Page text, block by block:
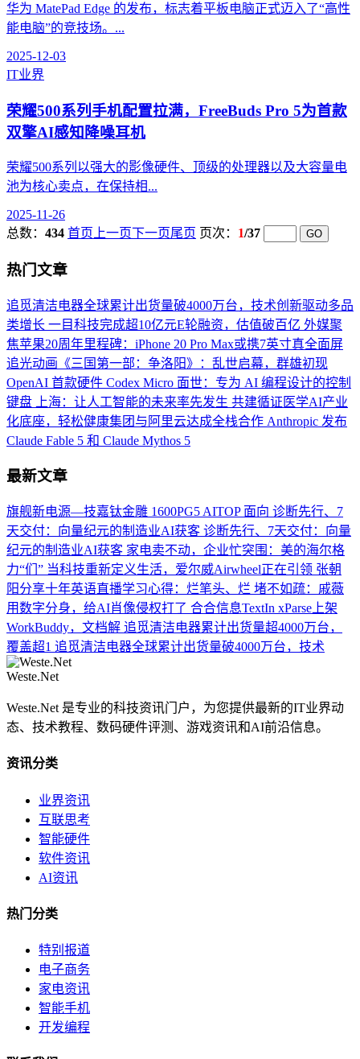
华为 MatePad Edge 的发布，标志着平板电脑正式迈入了“高性
能电脑”的竞技场。...
2025-12-03
IT业界
荣耀500系列手机配置拉满，FreeBuds Pro 5为首款
双擎AI感知降噪耳机
荣耀500系列以强大的影像硬件、顶级的处理器以及大容量电
池为核心卖点，在保持相...
2025-11-26
总数： 434 首页 上一页下一页尾页 页次： 1/37
热门文章
追觅清洁电器全球累计出货量破4000万台，技术创新驱动多品
类增长 一目科技完成超10亿元E轮融资，估值破百亿 外媒聚
焦苹果20周年里程碑：iPhone 20 Pro Max或携7英寸真全面屏
追光动画《三国第一部：争洛阳》：乱世启幕，群雄初现
OpenAI 首款硬件 Codex Micro 面世：专为 AI 编程设计的控制
键盘
上海：让人工智能的未来率先发生 共建循证医学AI产业
化底座，轻松健康集团与阿里云达成全栈合作 Anthropic 发布
Claude Fable 5 和 Claude Mythos 5
最新文章
旗舰新电源—技嘉钛金雕 1600PG5 AITOP 面向 诊断先行、7
天交付：向量纪元的制造业AI获客 诊断先行、7天交付：向量
纪元的制造业AI获客 家电卖不动，企业忙突围：美的海尔格
力“们” 当科技重新定义生活，爱尔威Airwheel正在引领 张朝
阳分享十年英语直播学习心得：烂笔头、烂 堵不如疏：戚薇
用数字分身，给AI肖像侵权打了 合合信息TextIn xParse上架
WorkBuddy，文档解 追觅清洁电器累计出货量超4000万台，
覆盖超1 追觅清洁电器全球累计出货量破4000万台，技术
Weste.Net
Weste.Net 是专业的科技资讯门户，为您提供最新的IT业界动
态、技术教程、数码硬件评测、游戏资讯和AI前沿信息。
资讯分类
业界资讯
互联思考
智能硬件
软件资讯
AI资讯
热门分类
特别报道
电子商务
家电资讯
智能手机
开发编程